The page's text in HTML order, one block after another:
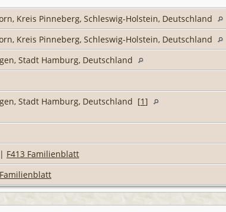
Kreis Pinneberg, Schleswig-Holstein, Deutschland
Kreis Pinneberg, Schleswig-Holstein, Deutschland
Stadt Hamburg, Deutschland
Stadt Hamburg, Deutschland [1]
| F413 Familienblatt